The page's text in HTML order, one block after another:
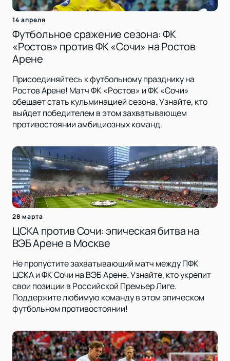
14 апреля
Футбольное сражение сезона: ФК
«Ростов» против ФК «Сочи» на Ростов
Арене
Присоединяйтесь к футбольному празднику на
Ростов Арене! Матч ФК «Ростов» и ФК «Сочи»
обещает стать кульминацией сезона. Узнайте, кто
выйдет победителем в этом захватывающем
противостоянии амбициозных команд.
28 марта
ЦСКА против Сочи: эпическая битва на
ВЭБ Арене в Москве
Не пропустите захватывающий матч между ПФК
ЦСКА и ФК Сочи на ВЭБ Арене. Узнайте, кто укрепит
свои позиции в Российской Премьер Лиге.
Поддержите любимую команду в этом эпическом
футбольном противостоянии!